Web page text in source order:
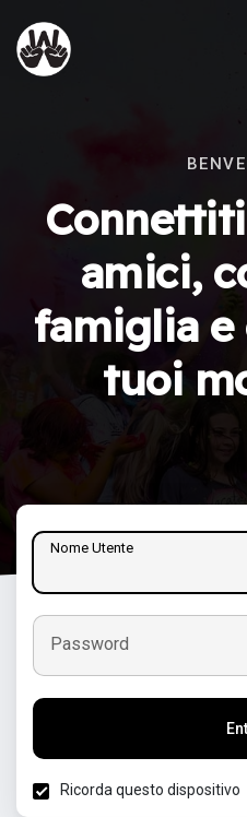
amici,
famiglia
tuoi
Nome Utente
Password
Ricorda questo dispositivo